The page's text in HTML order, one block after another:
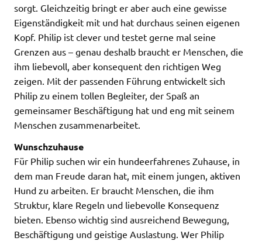
sorgt. Gleichzeitig bringt er aber auch eine gewisse
Eigenständigkeit mit und hat durchaus seinen eigenen
Kopf. Philip ist clever und testet gerne mal seine
Grenzen aus – genau deshalb braucht er Menschen, die
ihm liebevoll, aber konsequent den richtigen Weg
zeigen. Mit der passenden Führung entwickelt sich
Philip zu einem tollen Begleiter, der Spaß an
gemeinsamer Beschäftigung hat und eng mit seinem
Menschen zusammenarbeitet.
Wunschzuhause
Für Philip suchen wir ein hundeerfahrenes Zuhause, in
dem man Freude daran hat, mit einem jungen, aktiven
Hund zu arbeiten. Er braucht Menschen, die ihm
Struktur, klare Regeln und liebevolle Konsequenz
bieten. Ebenso wichtig sind ausreichend Bewegung,
Beschäftigung und geistige Auslastung. Wer Philip